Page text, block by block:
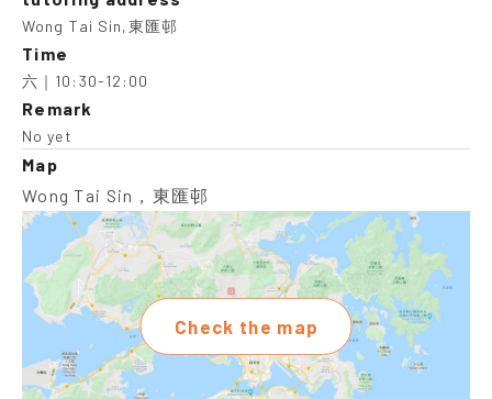
Wong Tai Sin,東匯邨
Time
六｜10:30-12:00
Remark
No yet
Map
Wong Tai Sin，東匯邨
Check the map